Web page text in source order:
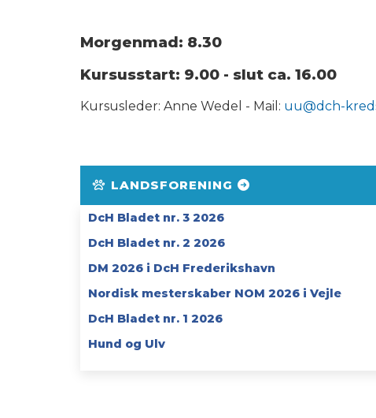
Morgenmad: 8.30
Kursusstart: 9.00 - slut ca. 16.00
Kursusleder: Anne Wedel - Mail: uu@dch-
LANDSFORENING
DcH Bladet nr. 3 2026
DcH Bladet nr. 2 2026
DM 2026 i DcH Frederikshavn
Nordisk mesterskaber NOM 2026 i Vejle
DcH Bladet nr. 1 2026
Hund og Ulv